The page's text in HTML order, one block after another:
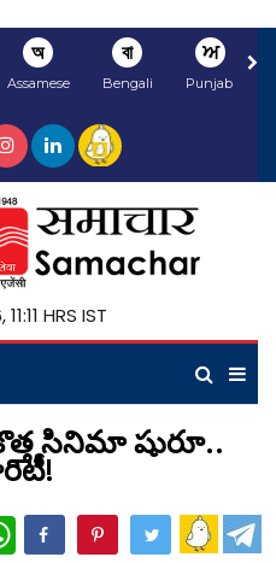
অ
Assamese
বা
Bengali
ਅ
Punjabi
HRS IST
సినిమా షురూ..
WhatsApp